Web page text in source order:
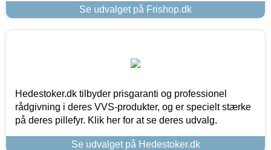
Se udvalget på Frishop.dk
Hedestoker.dk tilbyder prisgaranti og professionel
rådgivning i deres VVS-produkter, og er specielt stærke
på deres pillefyr. Klik her for at se deres udvalg.
Se udvalget på Hedestoker.dk